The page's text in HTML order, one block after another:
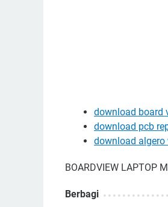
download board
download pcb
download algero
BOARDVIEW LAPTOP
Berbagi